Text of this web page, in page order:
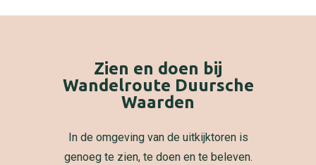
Zien en doen bij
Wandelroute Duursche
Waarden
In de omgeving van de uitkijktoren is
genoeg te zien, te doen en te beleven.